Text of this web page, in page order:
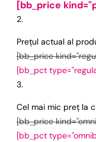
[bb_price
Prețul actual al
[bb_price
[bb_pct
Cel mai mic preț la
[bb_price
[bb_pct